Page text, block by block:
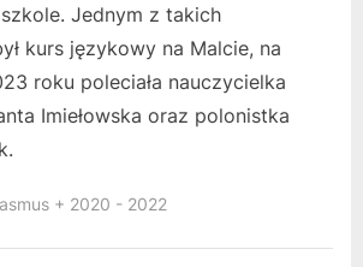
Jednym z takich
kurs językowy na Malcie, na
roku poleciała nauczycielka
Imiełowska oraz polonistka
+ 2020 - 2022